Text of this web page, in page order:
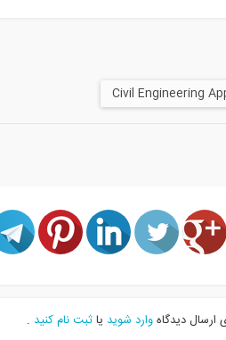
ارسال دیدگاهوارد شوید یاثبت نام کنید .